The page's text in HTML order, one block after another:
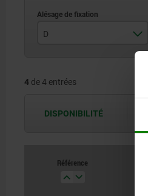
D
10
4 de 4 entrées
DISPONIBILITÉ
Référence